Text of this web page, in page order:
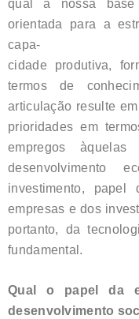
qual a nossa base
orientada para a
capa-
cidade produtiva,
termos de
articulação resulte
prioridades em
empregos
desenvolvimento
investimento,
empresas e dos
portanto, da
fundamental.
Qual o papel da
desenvolvimento